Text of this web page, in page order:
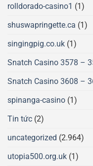
rolldorado-casino1 (1)
shuswapringette.ca (1)
singingpig.co.uk (1)
Snatch Casino 3578 –
Snatch Casino 3608 –
spinanga-casino (1)
Tin tức (2)
uncategorized (2.964)
utopia500.org.uk (1)